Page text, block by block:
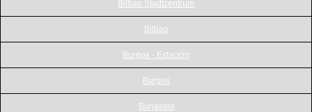
Bilbao Stadtzentrum
Bilbao
Burgos - Estación
Burgos
Burjassot